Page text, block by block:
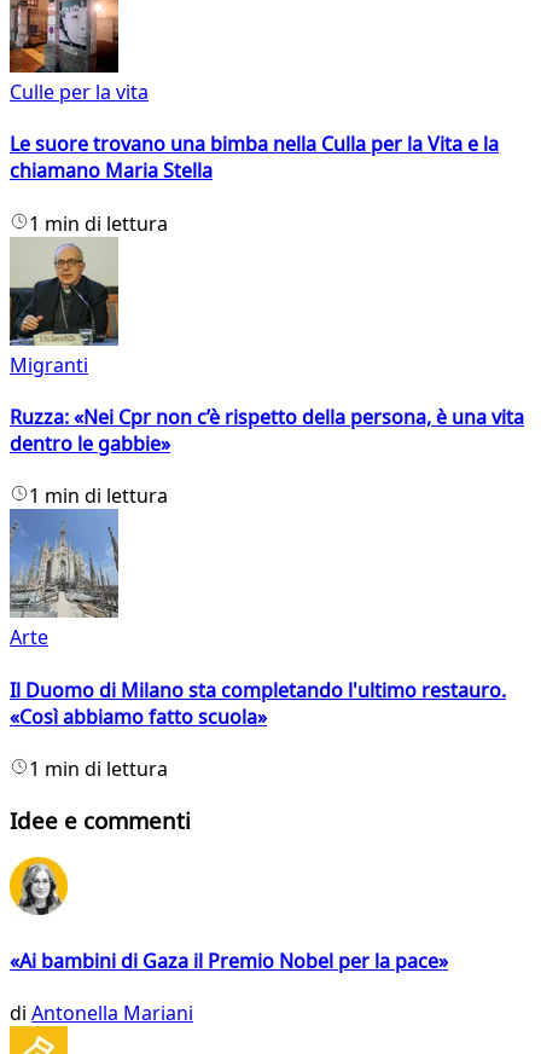
Culle per la vita
Le suore trovano una bimba nella Culla per la Vita e la
chiamano Maria Stella
1 min di lettura
Migranti
Ruzza: «Nei Cpr non c’è rispetto della persona, è una vita
dentro le gabbie»
1 min di lettura
Arte
Il Duomo di Milano sta completando l'ultimo restauro.
«Così abbiamo fatto scuola»
1 min di lettura
Idee e commenti
«Ai bambini di Gaza il Premio Nobel per la pace»
di Antonella Mariani